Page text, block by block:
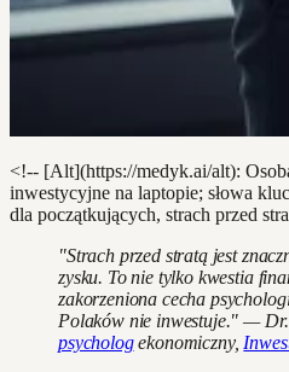
<!-- [Alt](https://medyk.ai/alt):
inwestycyjne na laptopie; słowa
dla początkujących, strach przed
"Strach przed stratą jest
zysku. To nie tylko kwestia
zakorzeniona cecha
Polaków nie inwestuje." — Dr.
psychologekonomiczny,